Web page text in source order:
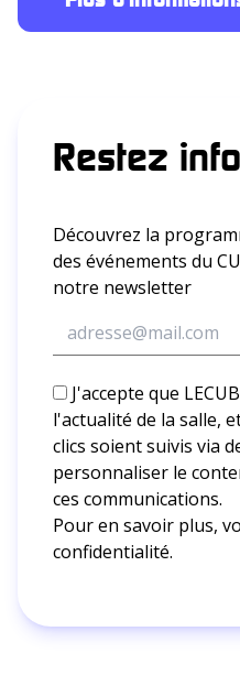
Restez
Découvrez la
des événements du
notre newsletter
J'accepte que
l'actualité de la salle,
clics soient suivis via
personnaliser le
ces communications.
Pour en savoir plus,
confidentialité.